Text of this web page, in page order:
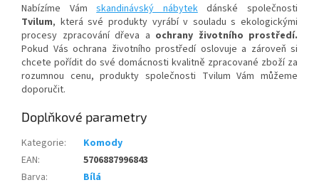
Nabízíme Vámskandinávský nábytekdánské společnosti
Tvilum, která své produkty vyrábí v souladu s ekologickými
procesy zpracování dřeva a ochrany životního prostředí.
Pokud Vás ochrana životního prostředí oslovuje a zároveň si
chcete pořídit do své domácnosti kvalitně zpracované zboží za
rozumnou cenu, produkty společnosti Tvilum Vám můžeme
doporučit.
Doplňkové parametry
Kategorie:
Komody
EAN:
5706887996843
Barva:
Bílá